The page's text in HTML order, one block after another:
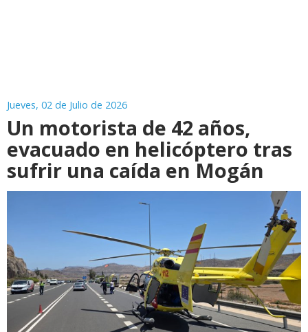
Jueves, 02 de Julio de 2026
Un motorista de 42 años,
evacuado en helicóptero tras
sufrir una caída en Mogán